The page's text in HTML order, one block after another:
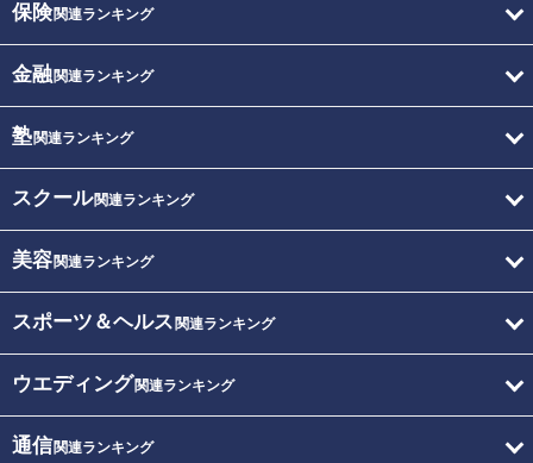
保険関連ランキング
金融関連ランキング
塾関連ランキング
スクール関連ランキング
美容関連ランキング
スポーツ＆ヘルス 関連ランキング
ウエディング関連ランキング
通信関連ランキング